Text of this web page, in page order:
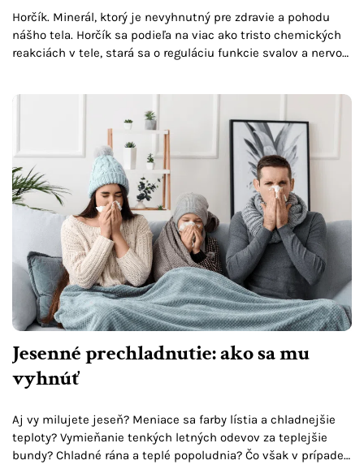
Horčík. Minerál, ktorý je nevyhnutný pre zdravie a pohodu
nášho tela. Horčík sa podieľa na viac ako tristo chemických
reakciách v tele, stará sa o reguláciu funkcie svalov a nervov,
Jesenné prechladnutie: ako sa mu
vyhnúť
Aj vy milujete jeseň? Meniace sa farby lístia a chladnejšie
teploty? Vymieňanie tenkých letných odevov za teplejšie
bundy? Chladné rána a teplé popoludnia? Čo však v prípade,